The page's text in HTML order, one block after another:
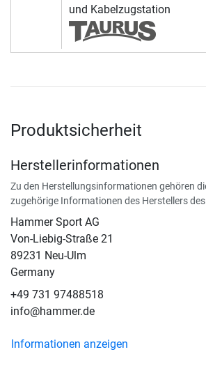
und Kabelzugstation
Produktsicherheit
Herstellerinformationen
Zu den Herstellungsinformationen gehören
zugehörige Informationen des Herstellers
Hammer Sport AG
Von-Liebig-Straße 21
89231 Neu-Ulm
Germany
+49 731 97488518
info@hammer.de
Informationen anzeigen